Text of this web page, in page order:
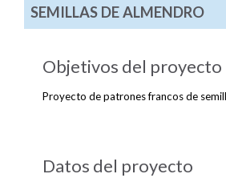
SEMILLAS DE ALMENDRO
Objetivos del proyecto
Proyecto de patrones francos de
Datos del proyecto